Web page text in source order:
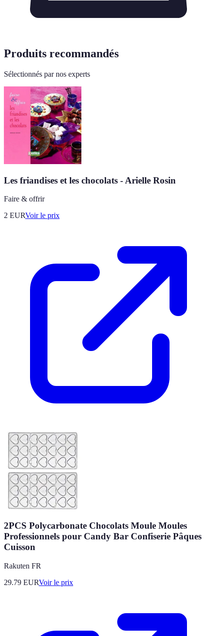
Produits recommandés
Sélectionnés par nos experts
Les friandises et les chocolats - Arielle Rosin
Faire & offrir
2 EURVoir le prix
2PCS Polycarbonate Chocolats Moule Moules
Professionnels pour Candy Bar Confiserie Pâques
Cuisson
Rakuten FR
29.79 EURVoir le prix